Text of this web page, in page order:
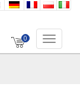
de fr pl it
0 Toggle